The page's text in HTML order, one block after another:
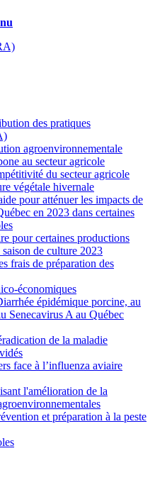
des pratiques
agroenvironnementale
au secteur agricole
du secteur agricole
végétale hivernale
pour atténuer les impacts de
en 2023 dans certaines
pour certaines productions
de culture 2023
frais de préparation des
économiques
épidémique porcine, au
Senecavirus A au Québec
de la maladie
face à l’influenza aviaire
l'amélioration de la
et préparation à la peste